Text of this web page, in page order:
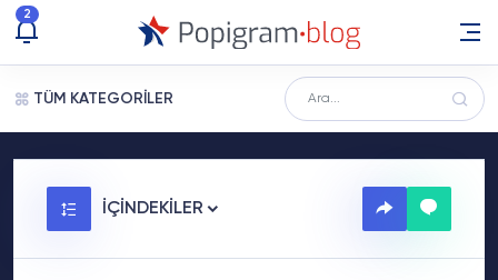
2
TÜM KATEGORİLER
İÇİNDEKİLER